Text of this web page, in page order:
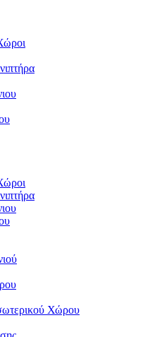
Χώρου